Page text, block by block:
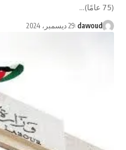
dawoud 29 ديسمبر، 2024